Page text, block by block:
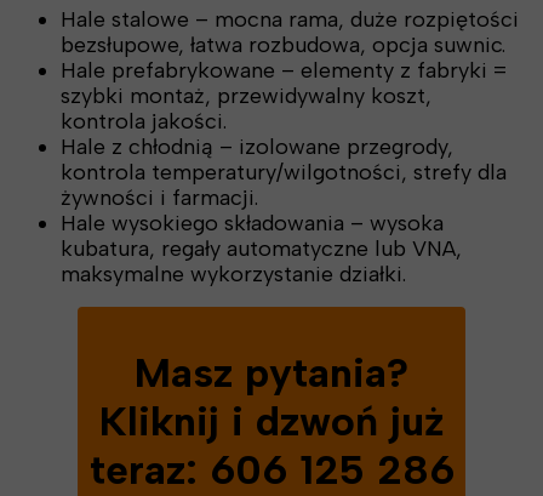
Hale stalowe – mocna rama, duże rozpiętości
bezsłupowe, łatwa rozbudowa, opcja suwnic.
Hale prefabrykowane – elementy z fabryki =
szybki montaż, przewidywalny koszt,
kontrola jakości.
Hale z chłodnią – izolowane przegrody,
kontrola temperatury/wilgotności, strefy dla
żywności i farmacji.
Hale wysokiego składowania – wysoka
kubatura, regały automatyczne lub VNA,
maksymalne wykorzystanie działki.
Masz pytania?
Kliknij i dzwoń już
teraz: 606 125 286